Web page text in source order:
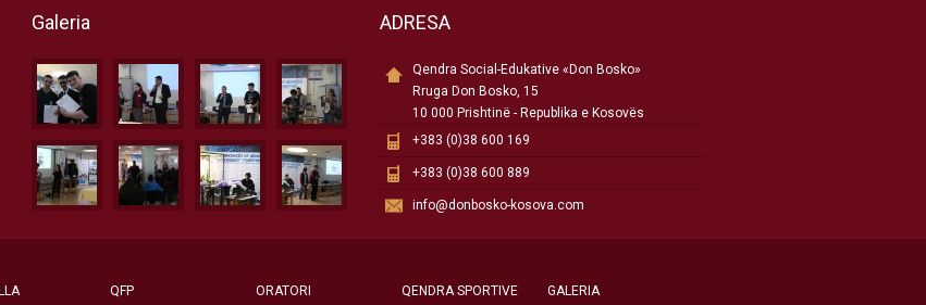
Galeria ADRESA
Qendra Social-Edukative «Don Bosko»
Rruga Don Bosko, 15
10 000 Prishtinë - Republika e Kosovës
+383 (0)38 600 169
+383 (0)38 600 889
info@donbosko-kosova.com
QFP ORATORI QENDRA SPORTIVE GALERIA